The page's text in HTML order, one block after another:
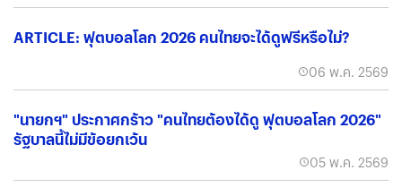
ARTICLE: ฟุตบอลโลก 2026 คนไทยจะได้ดูฟรีหรือไม่?
06 พ.ค. 2569
"นายกฯ" ประกาศกร้าว "คนไทยต้องได้ดู ฟุตบอลโลก 2026"
รัฐบาลนี้ไม่มีข้อยกเว้น
05 พ.ค. 2569